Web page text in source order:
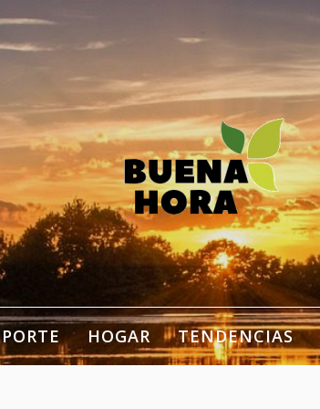
de vida, bienestar,
HOGAR TENDENCIAS